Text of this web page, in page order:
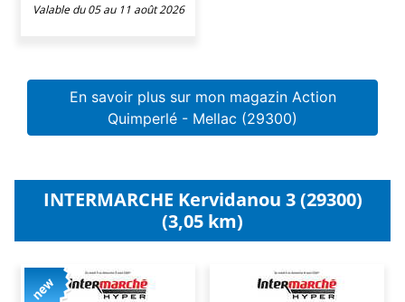
Valable du 05 au 11 août 2026
En savoir plus sur mon magazin Action
Quimperlé - Mellac (29300)
INTERMARCHE Kervidanou 3 (29300)
(3,05 km)